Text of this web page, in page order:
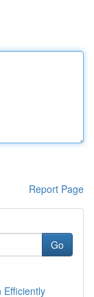
Report Page
Go
Efficiently